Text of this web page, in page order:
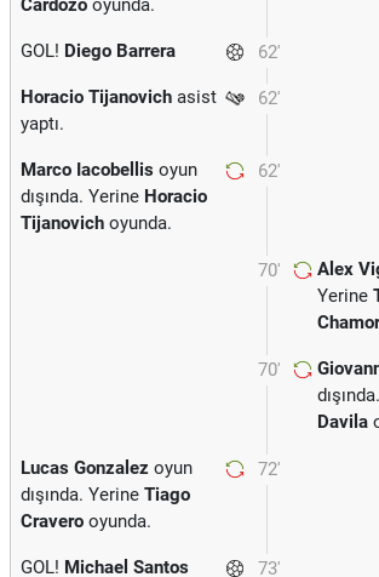
Cardozo oyunda.
62'
GOL! Diego Barrera
62'
Horacio Tijanovich asist
yaptı.
62'
Marco Iacobellis oyun
dışında. Yerine Horacio
Tijanovich oyunda.
70' Alex
Yerine
70'
Davila
72'
Lucas Gonzalez oyun
dışında. Yerine Tiago
Cravero oyunda.
73'
GOL! Michael Santos